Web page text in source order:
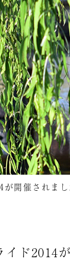
開催されまし
ド2014